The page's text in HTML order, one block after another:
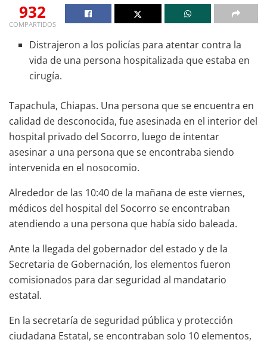
932
COMPARTIDOS
Distrajeron a los policías para atentar contra la
vida de una persona hospitalizada que estaba en
cirugía.
Tapachula, Chiapas. Una persona que se encuentra en
calidad de desconocida, fue asesinada en el interior del
hospital privado del Socorro, luego de intentar
asesinar a una persona que se encontraba siendo
intervenida en el nosocomio.
Alrededor de las 10:40 de la mañana de este viernes,
médicos del hospital del Socorro se encontraban
atendiendo a una persona que había sido baleada.
Ante la llegada del gobernador del estado y de la
Secretaria de Gobernación, los elementos fueron
comisionados para dar seguridad al mandatario
estatal.
En la secretaría de seguridad pública y protección
ciudadana Estatal, se encontraban solo 10 elementos,